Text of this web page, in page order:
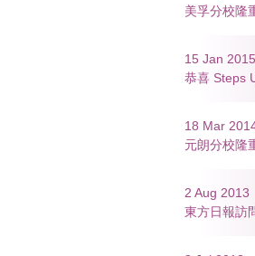
美孚分校隆
15 Jan 2015
恭喜 Steps
18 Mar
元朗分校隆
2 Aug 2013
東方日報訪